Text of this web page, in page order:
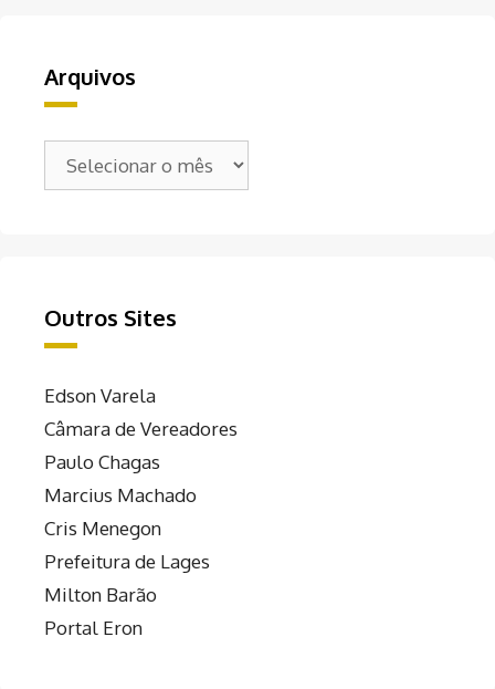
Arquivos
Outros Sites
Edson Varela
Câmara de Vereadores
Paulo Chagas
Marcius Machado
Cris Menegon
Prefeitura de Lages
Milton Barão
Portal Eron